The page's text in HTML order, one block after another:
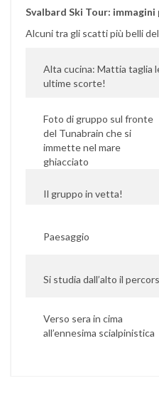
Svalbard Ski Tour:
Alcuni tra gli scatti più belli
Alta cucina: Mattia taglia
ultime scorte!
Foto di gruppo sul fronte
del Tunabrain che si
immette nel mare
ghiacciato
Il gruppo in vetta!
Paesaggio
Si studia dall’alto il
Verso sera in cima
all’ennesima scialpinistica